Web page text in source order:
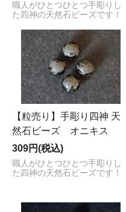
職人がひとつひとつ手彫りし
た四神の天然石ビーズです！
【粒売り】手彫り四神 天
然石ビーズ オニキス
309円(税込)
職人がひとつひとつ手彫りし
た四神の天然石ビーズです！